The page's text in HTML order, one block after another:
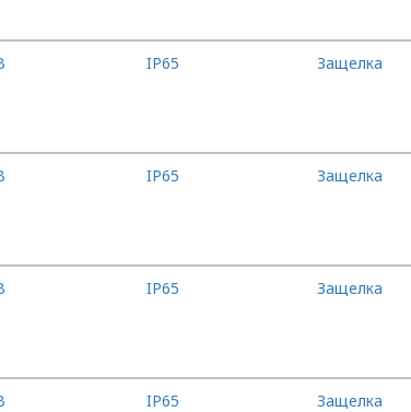
IP65 Защелка
IP65 Защелка
IP65 Защелка
IP65 Защелка